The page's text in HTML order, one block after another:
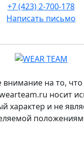
+7 (423) 2-700-178
Написать письмо
на то,
носит
характер и не